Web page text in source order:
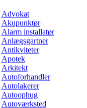
Advokat
Akupunktør
Alarm installatør
Anlægsgartner
Antikviteter
Apotek
Arkitekt
Autoforhandler
Autolakerer
Autoophug
Autoværksted